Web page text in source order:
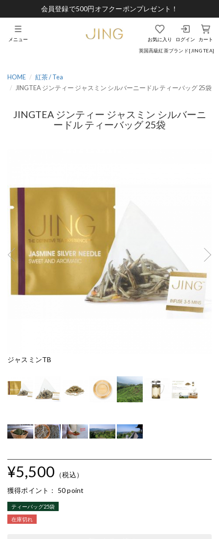
会員登録で500円オフクーポンプレゼント！
英国高級紅茶ブランド[JING TEA]
お気に入り ログイン カート
メニュー
HOME
紅茶 / Tea
JINGTEA ジンティー ジャスミン シルバーニードル ティーバッグ 25袋
JINGTEA ジンティー ジャスミン シルバーニ
ードル ティーバッグ 25袋
ジャスミンTB
¥5,500 （税込）
獲得ポイント： 50 point
ティーバッグ25袋
在庫切れ